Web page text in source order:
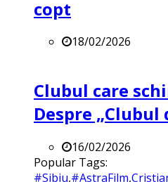
copt
18/02/2026
Clubul care
Despre „Clubul
16/02/2026
Popular Tags:
#Sibiu,#AstraFilm,